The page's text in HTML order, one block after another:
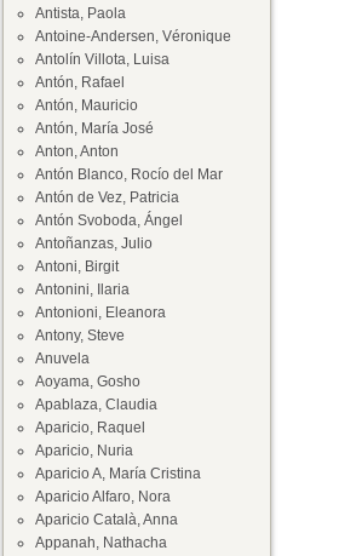
Antista, Paola
Antoine-Andersen, Véronique
Antolín Villota, Luisa
Antón, Rafael
Antón, Mauricio
Antón, María José
Anton, Anton
Antón Blanco, Rocío del Mar
Antón de Vez, Patricia
Antón Svoboda, Ángel
Antoñanzas, Julio
Antoni, Birgit
Antonini, Ilaria
Antonioni, Eleanora
Antony, Steve
Anuvela
Aoyama, Gosho
Apablaza, Claudia
Aparicio, Raquel
Aparicio, Nuria
Aparicio A, María Cristina
Aparicio Alfaro, Nora
Aparicio Català, Anna
Appanah, Nathacha